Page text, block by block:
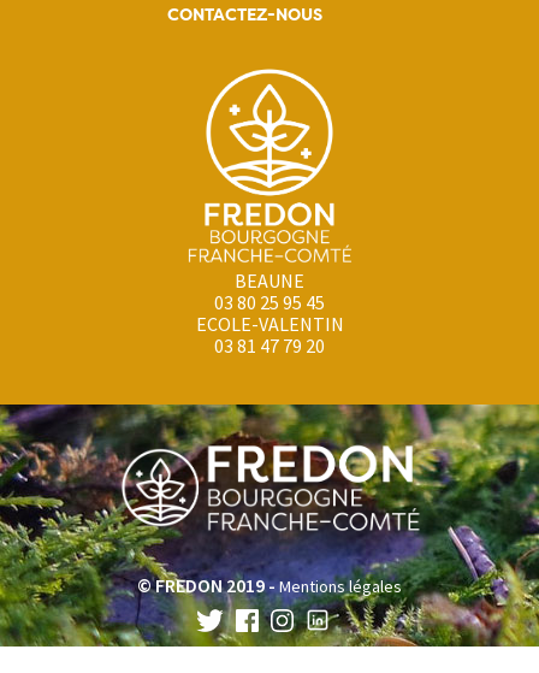
CONTACTEZ-NOUS
BEAUNE
03 80 25 95 45
ECOLE-VALENTIN
03 81 47 79 20
© FREDON 2019 -Mentions légales